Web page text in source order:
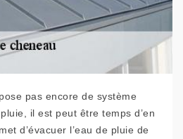
pas encore de système
il est peut être temps d’en
d’évacuer l’eau de pluie de